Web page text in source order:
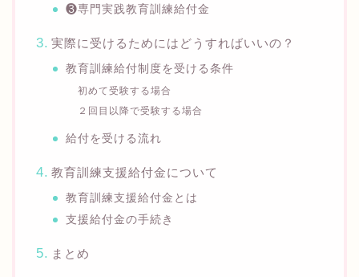
❸専門実践教育訓練給付金
実際に受けるためにはどうすればいいの？
教育訓練給付制度を受ける条件
初めて受験する場合
２回目以降で受験する場合
給付を受ける流れ
教育訓練支援給付金について
教育訓練支援給付金とは
支援給付金の手続き
まとめ